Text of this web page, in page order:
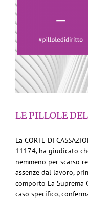
LE PILLOLE
La CORTE DI
11174, ha giudicato
nemmeno per scarso
assenze dal lavoro,
comporto La
caso specifico,